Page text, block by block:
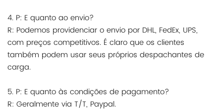
4. P: E quanto ao envio?
R: Podemos providenciar o envio por DHL, FedEx, UPS,
com preços competitivos. É claro que os clientes
também podem usar seus próprios despachantes de
carga.
5. P: E quanto às condições de pagamento?
R: Geralmente via T/T, Paypal.